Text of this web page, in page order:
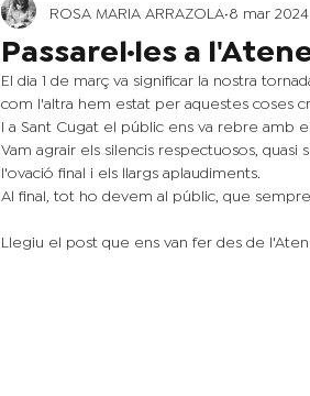
Passarel·les a
ROSA MARIA ARRAZOLA 8 mar 2024
El dia 1 de març va significar la nostra
com l'altra hem estat per aquestes coses
I a Sant Cugat el públic ens va rebre amb
Vam agrair els silencis respectuosos,
l'ovació final i els llargs aplaudiments.
Al final, tot ho devem al públic, que
Llegiu el post que ens van fer des de